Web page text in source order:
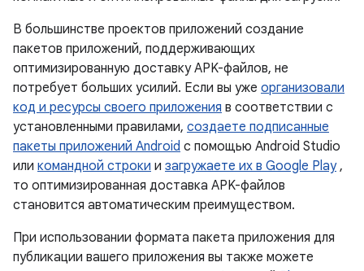
В большинстве проектов приложений создание
пакетов приложений, поддерживающих
оптимизированную доставку APK-файлов, не
потребует больших усилий. Если вы уже организовали
код и ресурсы своего приложения в соответствии с
установленными правилами, создаете подписанные
пакеты приложений Android с помощью Android Studio
или командной строки и загружаете их в Google Play,
то оптимизированная доставка APK-файлов
становится автоматическим преимуществом.
При использовании формата пакета приложения для
публикации вашего приложения вы также можете